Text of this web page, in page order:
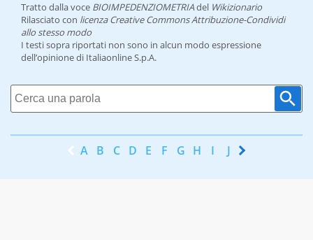
Tratto dalla voce BIOIMPEDENZIOMETRIAdel Wikizionario
Rilasciato con licenza Creative Commons Attribuzione-Condividi
allo stesso modo
I testi sopra riportati non sono in alcun modo espressione
dell’opinione di Italiaonline S.p.A.
A B C D E F G H I J K